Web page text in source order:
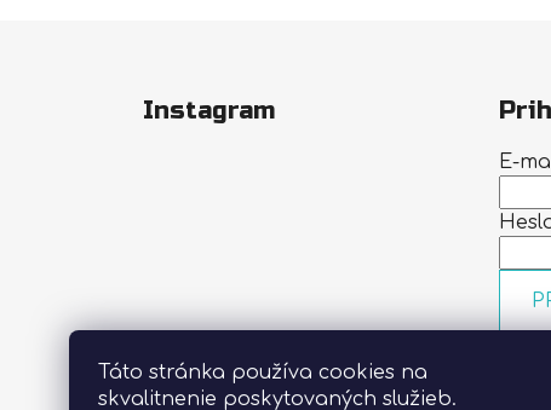
Táto stránka používa cookies na
skvalitnenie poskytovaných služieb.
Instagram
Sledovať na Instagrame
E-